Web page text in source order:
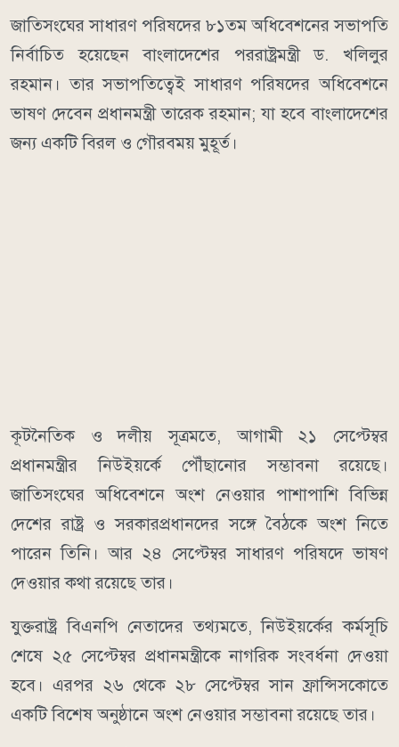
জাতিসংঘের সাধারণ পরিষদের ৮১তম অধিবেশনের সভাপতি
নির্বাচিত হয়েছেন বাংলাদেশের পররাষ্ট্রমন্ত্রী ড. খলিলুর
রহমান। তার সভাপতিত্বেই সাধারণ পরিষদের অধিবেশনে
ভাষণ দেবেন প্রধানমন্ত্রী তারেক রহমান; যা হবে বাংলাদেশের
জন্য একটি বিরল ও গৌরবময় মুহূর্ত।
কূটনৈতিক ও দলীয় সূত্রমতে, আগামী ২১ সেপ্টেম্বর
প্রধানমন্ত্রীর নিউইয়র্কে পৌঁছানোর সম্ভাবনা রয়েছে।
জাতিসংঘের অধিবেশনে অংশ নেওয়ার পাশাপাশি বিভিন্ন
দেশের রাষ্ট্র ও সরকারপ্রধানদের সঙ্গে বৈঠকে অংশ নিতে
পারেন তিনি। আর ২৪ সেপ্টেম্বর সাধারণ পরিষদে ভাষণ
দেওয়ার কথা রয়েছে তার।
যুক্তরাষ্ট্র বিএনপি নেতাদের তথ্যমতে, নিউইয়র্কের কর্মসূচি
শেষে ২৫ সেপ্টেম্বর প্রধানমন্ত্রীকে নাগরিক সংবর্ধনা দেওয়া
হবে। এরপর ২৬ থেকে ২৮ সেপ্টেম্বর সান ফ্রান্সিসকোতে
একটি বিশেষ অনুষ্ঠানে অংশ নেওয়ার সম্ভাবনা রয়েছে তার।